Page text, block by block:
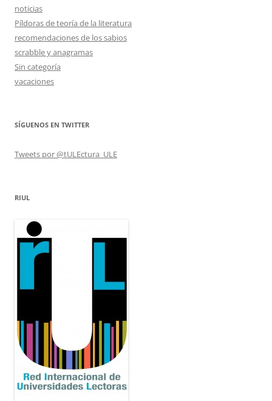
noticias
Píldoras de teoría de la literatura
recomendaciones de los sabios
scrabble y anagramas
Sin categoría
vacaciones
SÍGUENOS EN TWITTER
Tweets por @tULEctura_ULE
RIUL